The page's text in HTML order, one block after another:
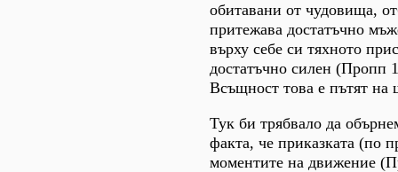
обитавани от чудовища,
притежава достатъчно
върху себе си тяхното
достатъчно силен (Пропп
Всъщност това е пътят на
Тук би трябвало да
факта, че приказката (по
моментите на движение